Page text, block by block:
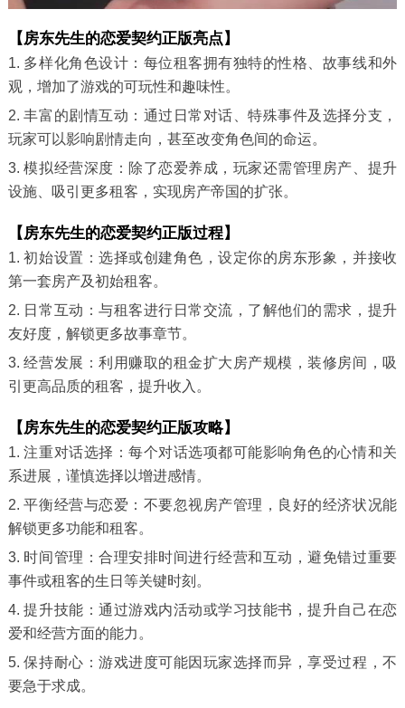
【房东先生的恋爱契约正版亮点】
1. 多样化角色设计：每位租客拥有独特的性格、故事线和外
观，增加了游戏的可玩性和趣味性。
2. 丰富的剧情互动：通过日常对话、特殊事件及选择分支，
玩家可以影响剧情走向，甚至改变角色间的命运。
3. 模拟经营深度：除了恋爱养成，玩家还需管理房产、提升
设施、吸引更多租客，实现房产帝国的扩张。
【房东先生的恋爱契约正版过程】
1. 初始设置：选择或创建角色，设定你的房东形象，并接收
第一套房产及初始租客。
2. 日常互动：与租客进行日常交流，了解他们的需求，提升
友好度，解锁更多故事章节。
3. 经营发展：利用赚取的租金扩大房产规模，装修房间，吸
引更高品质的租客，提升收入。
【房东先生的恋爱契约正版攻略】
1. 注重对话选择：每个对话选项都可能影响角色的心情和关
系进展，谨慎选择以增进感情。
2. 平衡经营与恋爱：不要忽视房产管理，良好的经济状况能
解锁更多功能和租客。
3. 时间管理：合理安排时间进行经营和互动，避免错过重要
事件或租客的生日等关键时刻。
4. 提升技能：通过游戏内活动或学习技能书，提升自己在恋
爱和经营方面的能力。
5. 保持耐心：游戏进度可能因玩家选择而异，享受过程，不
要急于求成。